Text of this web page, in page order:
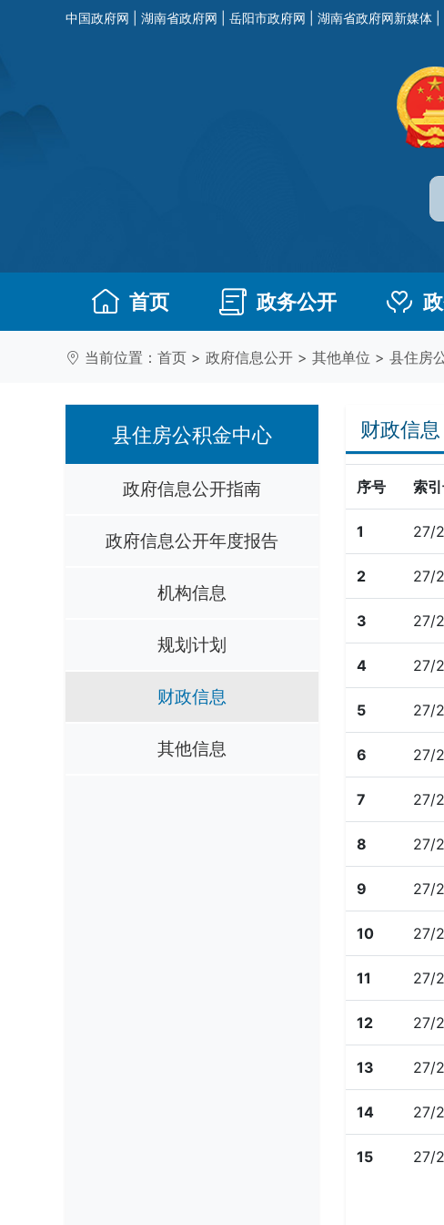
中国政府网 湖南省政府网 岳阳市政府网 湖南省政府网新媒体
首页 政务公开
当前位置： 首页 > 政府信息公开 > 其他单位 > 县住房
县住房公积金中心
政府信息公开指南
政府信息公开年度报告
机构信息
规划计划
财政信息
其他信息
财政信息
序号 索
1 27/
2 27/
3 27/
4 27/
5 27/
6 27/
7 27/
8 27/
9 27/
10 27/
11 27/
12 27/
13 27/
14 27/
15 27/